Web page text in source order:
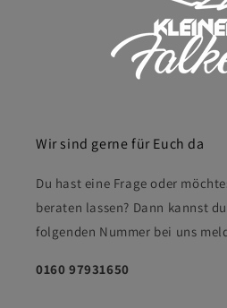
Wir sind gerne für Euch da
Du hast eine Frage oder
beraten lassen? Dann kannst
folgenden Nummer bei uns
0160 97931650